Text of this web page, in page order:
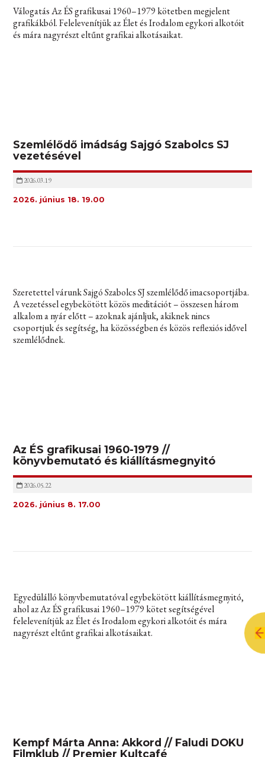
Válogatás Az ÉS grafikusai 1960–1979 kötetben megjelent
grafikákból. Felelevenítjük az Élet és Irodalom egykori alkotóit
és mára nagyrészt eltűnt grafikai alkotásaikat.
Szemlélődő imádság Sajgó Szabolcs SJ
vezetésével
2026.03.19
2026. június 18. 19.00
Szeretettel várunk Sajgó Szabolcs SJ szemlélődő imacsoportjába.
A vezetéssel egybekötött közös meditációt – összesen három
alkalom a nyár előtt – azoknak ajánljuk, akiknek nincs
csoportjuk és segítség, ha közösségben és közös reflexiós idővel
szemlélődnek.
Az ÉS grafikusai 1960-1979 //
könyvbemutató és kiállításmegnyitó
2026.05.22
2026. június 8. 17.00
Egyedülálló könyvbemutatóval egybekötött kiállításmegnyitó,
ahol az Az ÉS grafikusai 1960–1979 kötet segítségével
felelevenítjük az Élet és Irodalom egykori alkotóit és mára
nagyrészt eltűnt grafikai alkotásaikat.
Kempf Márta Anna: Akkord // Faludi DOKU
Filmklub // Premier Kultcafé